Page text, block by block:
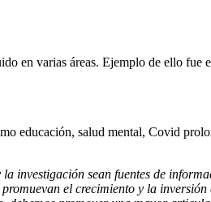
en varias áreas. Ejemplo de ello fue
educación, salud mental, Covid
investigación sean fuentes de
el crecimiento y la